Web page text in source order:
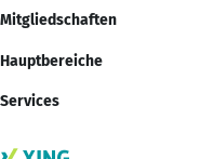
Mitgliedschaften
Hauptbereiche
Services